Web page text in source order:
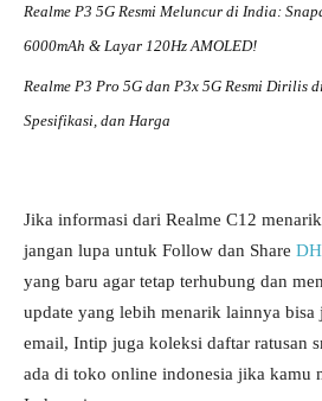
Realme P3 5G Resmi Meluncur di India:
6000mAh & Layar 120Hz AMOLED!
Realme P3 Pro 5G dan P3x 5G Resmi Dirilis
Spesifikasi, dan Harga
Jika informasi dari Realme C12
jangan lupa untuk Follow dan Share
yang baru agar tetap terhubung dan
update yang lebih menarik lainnya bisa
email, Intip juga koleksi daftar ratusan
ada di toko online indonesia jika kamu